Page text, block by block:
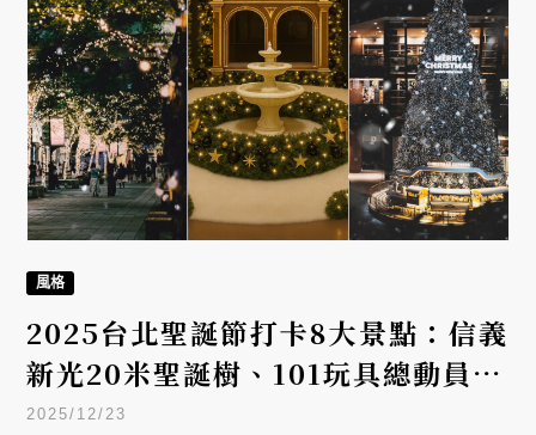
風格
2025台北聖誕節打卡8大景點：信義
新光20米聖誕樹、101玩具總動員、
SOGO米奇、史努比完整攻略
2025/12/23